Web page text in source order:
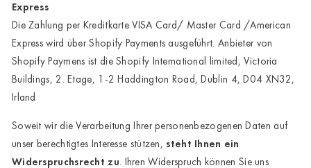
Express
Die Zahlung per Kreditkarte VISA Card/ Master Card /American
Express wird über Shopify Payments ausgeführt. Anbieter von
Shopify Paymens ist die Shopify International limited, Victoria
Buildings, 2. Etage, 1-2 Haddington Road, Dublin 4, D04 XN32,
Irland
Soweit wir die Verarbeitung Ihrer personenbezogenen Daten auf
unser berechtigtes Interesse stützen,steht Ihnen ein
Widerspruchsrecht zu. Ihren Widerspruch können Sie uns